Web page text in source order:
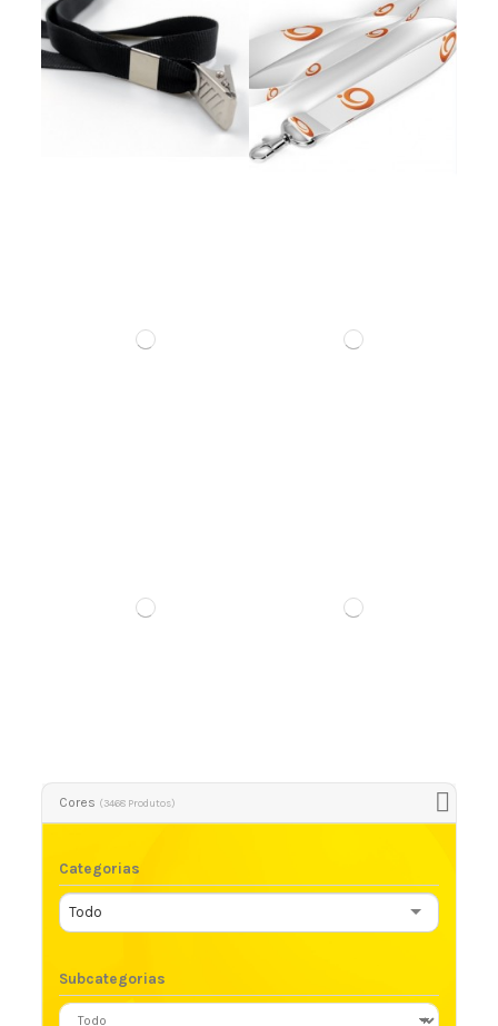
Cordão Digital com Argola
Cordão Digital Com Mosquete
Cores (3468 Produtos)
Categorias
Todo
Subcategorias